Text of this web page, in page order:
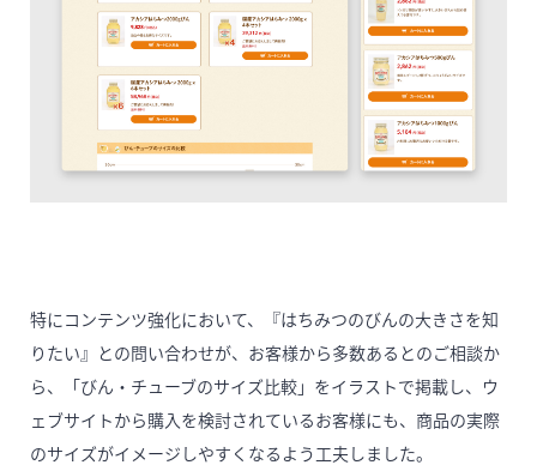
特にコンテンツ強化において、『はちみつのびんの大きさを知
りたい』との問い合わせが、お客様から多数あるとのご相談か
ら、「びん・チューブのサイズ比較」をイラストで掲載し、ウ
ェブサイトから購入を検討されているお客様にも、商品の実際
のサイズがイメージしやすくなるよう工夫しました。